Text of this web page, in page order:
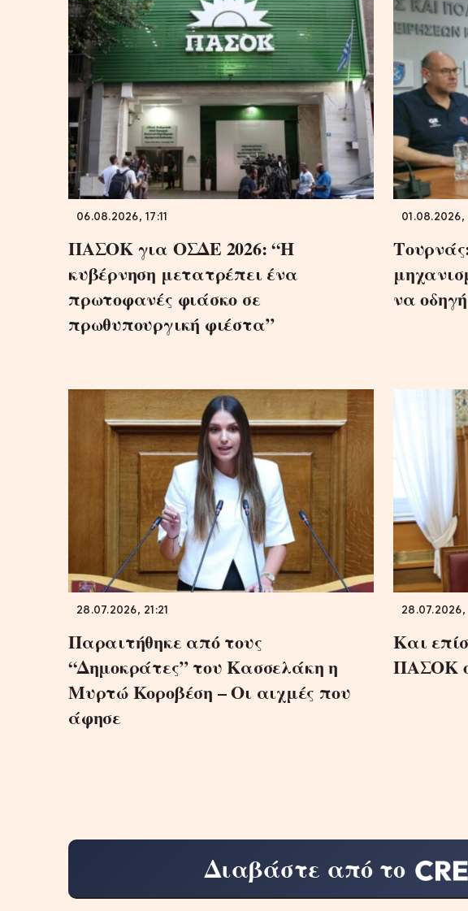
06.08.2026, 17:11
ΠΑΣΟΚ για ΟΣΔΕ 2026: “Η
κυβέρνηση μετατρέπει ένα
πρωτοφανές φιάσκο σε
πρωθυπουργική φιέστα”
01.08.2026,
να
28.07.2026, 21:21
Παραιτήθηκε από τους
“Δημοκράτες” του Κασσελάκη η
Μυρτώ Κοροβέση – Οι αιχμές που
άφησε
28.07.2026,
Και
ΠΑΣΟΚ
Διαβάστε από το